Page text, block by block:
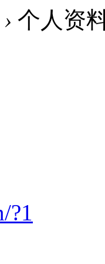
› 个人资
?1